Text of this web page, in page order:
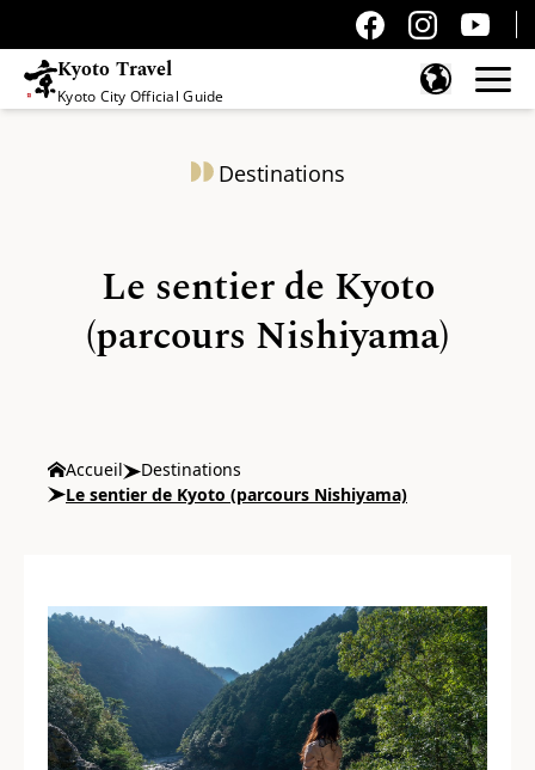
Kyoto Travel
Kyoto City Official Guide
Destinations
Le sentier de Kyoto
(parcours Nishiyama)
Accueil
Destinations
Le sentier de Kyoto (parcours Nishiyama)